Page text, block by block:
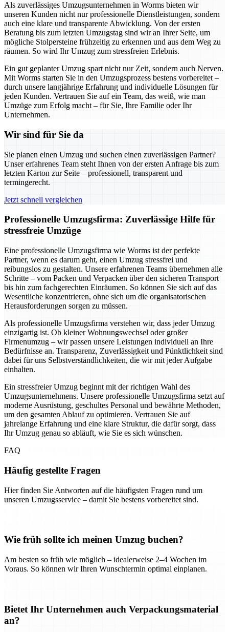
Als zuverlässiges Umzugsunternehmen in Worms bieten wir
unseren Kunden nicht nur professionelle Dienstleistungen, sondern
auch eine klare und transparente Abwicklung. Von der ersten
Beratung bis zum letzten Umzugstag sind wir an Ihrer Seite, um
mögliche Stolpersteine frühzeitig zu erkennen und aus dem Weg zu
räumen. So wird Ihr Umzug zum stressfreien Erlebnis.
Ein gut geplanter Umzug spart nicht nur Zeit, sondern auch Nerven.
Mit Worms starten Sie in den Umzugsprozess bestens vorbereitet –
durch unsere langjährige Erfahrung und individuelle Lösungen für
jeden Kunden. Vertrauen Sie auf ein Team, das weiß, wie man
Umzüge zum Erfolg macht – für Sie, Ihre Familie oder Ihr
Unternehmen.
Wir sind für Sie da
Sie planen einen Umzug und suchen einen zuverlässigen Partner?
Unser erfahrenes Team steht Ihnen von der ersten Anfrage bis zum
letzten Karton zur Seite – professionell, transparent und
termingerecht.
Jetzt schnell vergleichen
Professionelle Umzugsfirma: Zuverlässige Hilfe für
stressfreie Umzüge
Eine professionelle Umzugsfirma wie Worms ist der perfekte
Partner, wenn es darum geht, einen Umzug stressfrei und
reibungslos zu gestalten. Unsere erfahrenen Teams übernehmen alle
Schritte – vom Packen und Verpacken über den sicheren Transport
bis hin zum fachgerechten Einräumen. So können Sie sich auf das
Wesentliche konzentrieren, ohne sich um die organisatorischen
Herausforderungen sorgen zu müssen.
Als professionelle Umzugsfirma verstehen wir, dass jeder Umzug
einzigartig ist. Ob kleiner Wohnungswechsel oder großer
Firmenumzug – wir passen unsere Leistungen individuell an Ihre
Bedürfnisse an. Transparenz, Zuverlässigkeit und Pünktlichkeit sind
dabei für uns Selbstverständlichkeiten, die wir mit jeder Aufgabe
einhalten.
Ein stressfreier Umzug beginnt mit der richtigen Wahl des
Umzugsunternehmens. Unsere professionelle Umzugsfirma setzt auf
moderne Ausrüstung, geschultes Personal und bewährte Methoden,
um den gesamten Ablauf zu optimieren. Vertrauen Sie auf
jahrelange Erfahrung und eine klare Struktur, die dafür sorgt, dass
Ihr Umzug genau so abläuft, wie Sie es sich wünschen.
FAQ
Häufig gestellte Fragen
Hier finden Sie Antworten auf die häufigsten Fragen rund um
unseren Umzugsservice – damit Sie bestens vorbereitet sind.
Wie früh sollte ich meinen Umzug buchen?
Am besten so früh wie möglich – idealerweise 2–4 Wochen im
Voraus. So können wir Ihren Wunschtermin optimal einplanen.
Bietet Ihr Unternehmen auch Verpackungsmaterial
an?